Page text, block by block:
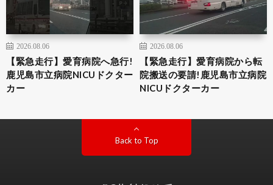
2026.08.06
【緊急走行】愛育病院へ急行!
鹿児島市立病院NICUドクター
カー
2026.08.06
【緊急走行】愛育病院から転
院搬送の要請!鹿児島市立病院
NICUドクターカー
Back to Top